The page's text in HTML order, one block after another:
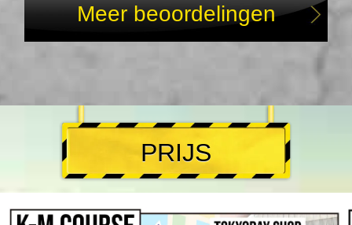
Meer beoordelingen
PRIJS